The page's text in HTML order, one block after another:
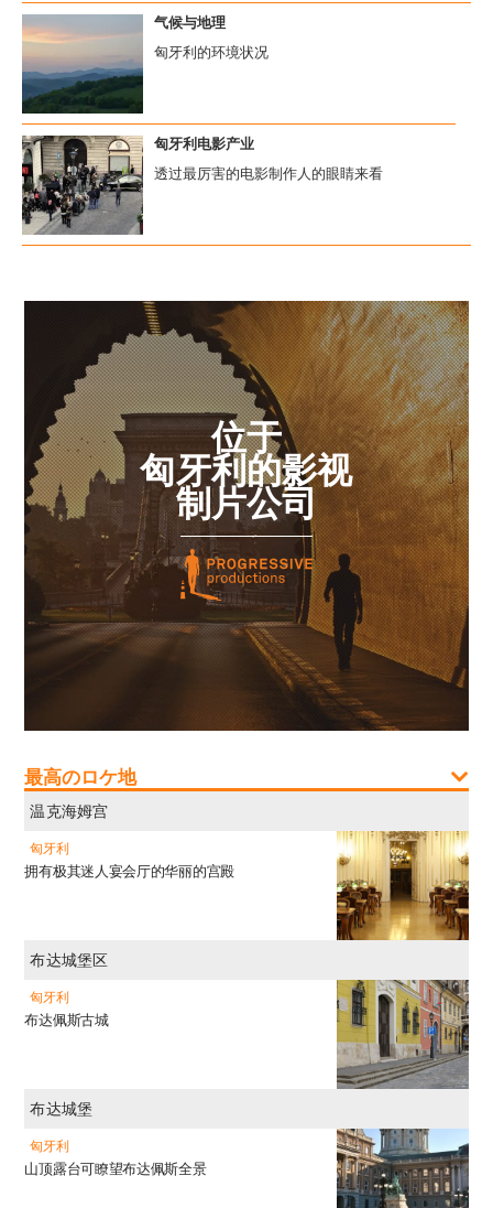
气候与地理
匈牙利的环境状况
匈牙利电影产业
透过最厉害的电影制作人的眼睛来看
位于
匈牙利的影视
制片公司
最高のロケ地
温克海姆宫
匈牙利
拥有极其迷人宴会厅的华丽的宫殿
布达城堡区
匈牙利
布达佩斯古城
布达城堡
匈牙利
山顶露台可瞭望布达佩斯全景